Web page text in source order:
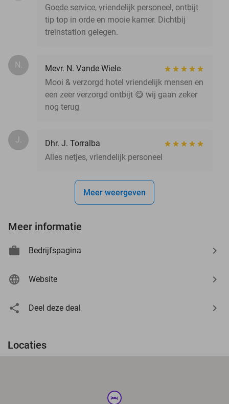
Goede service, vriendelijk personeel, ontbijt
tip top in orde en mooie kamer. Dichtbij
treinstation gelegen.
N.
Mevr. N. Vande Wiele
Mooi & verzorgd hotel vriendelijk mensen en
een zeer verzorgd ontbijt 😋 wij gaan zeker
nog terug
J.
Dhr. J. Torralba
Alles netjes, vriendelijk personeel
Meer weergeven
Meer informatie
Bedrijfspagina
Website
Deel deze deal
Locaties
hotel